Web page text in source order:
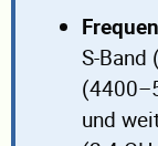
S-Band
und